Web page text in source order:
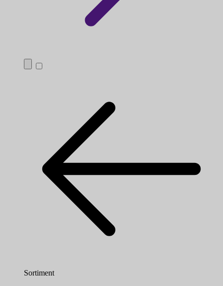
Sortiment